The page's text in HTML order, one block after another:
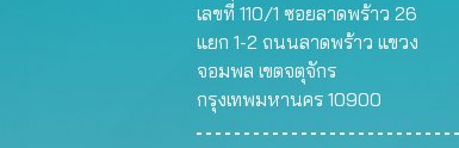
เลขที่ 110/1 ซอยลาดพร้าว 26
แยก 1-2 ถนนลาดพร้าว แขวง
จอมพล เขตจตุจักร
กรุงเทพมหานคร 10900